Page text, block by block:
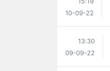
10-09-22
13:30
09-09-22